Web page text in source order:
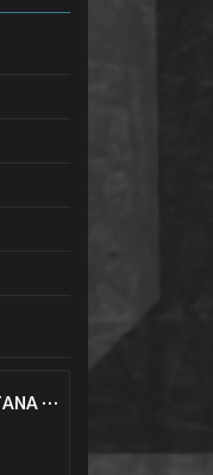
ONE PIECE KATANA ZORO RORONOA SHUSUI EPÉE SABRE ACIER